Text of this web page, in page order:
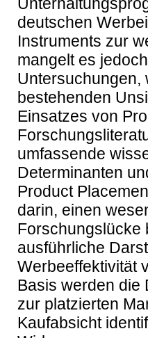
deutschen
Instruments zur
mangelt es
Untersuchungen,
bestehenden
Einsatzes von
umfassende
Determinanten
Product
darin, einen
Forschungslücke
ausführliche
Werbeeffektivität
Basis werden die
zur platzierten
Kaufabsicht